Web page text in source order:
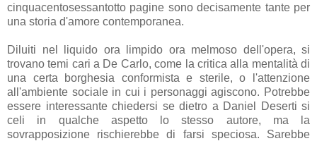
cinquacentosessantotto pagine sono decisamente tante per
una storia d'amore contemporanea.
Diluiti nel liquido ora limpido ora melmoso dell'opera, si
trovano temi cari a De Carlo, come la critica alla mentalità di
una certa borghesia conformista e sterile, o l'attenzione
all'ambiente sociale in cui i personaggi agiscono. Potrebbe
essere interessante chiedersi se dietro a Daniel Deserti si
celi in qualche aspetto lo stesso autore, ma la
sovrapposizione rischierebbe di farsi speciosa. Sarebbe